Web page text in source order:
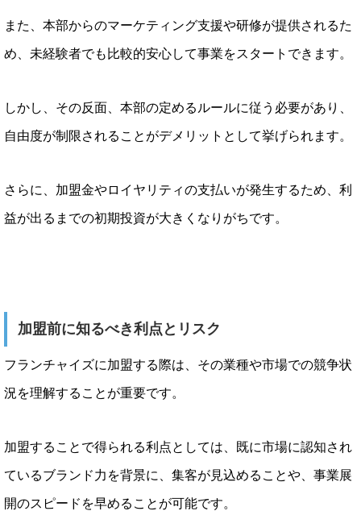
また、本部からのマーケティング支援や研修が提供されるた
め、未経験者でも比較的安心して事業をスタートできます。
しかし、その反面、本部の定めるルールに従う必要があり、
自由度が制限されることがデメリットとして挙げられます。
さらに、加盟金やロイヤリティの支払いが発生するため、利
益が出るまでの初期投資が大きくなりがちです。
加盟前に知るべき利点とリスク
フランチャイズに加盟する際は、その業種や市場での競争状
況を理解することが重要です。
加盟することで得られる利点としては、既に市場に認知され
ているブランド力を背景に、集客が見込めることや、事業展
開のスピードを早めることが可能です。